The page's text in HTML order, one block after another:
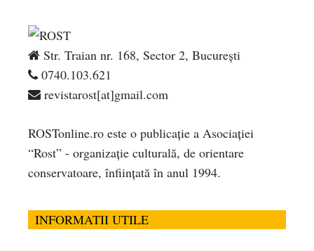
Str. Traian nr. 168, Sector 2, București
0740.103.621
revistarost[at]gmail.com
ROSTonline.ro este o publicaţie a Asociaţiei
“Rost” - organizaţie culturală, de orientare
conservatoare, înfiinţată în anul 1994.
INFORMATII UTILE